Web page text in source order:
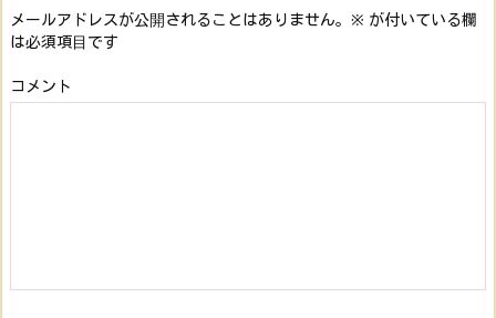
メールアドレスが公開されることはありません。 ※ が付いている欄
は必須項目です
コメント